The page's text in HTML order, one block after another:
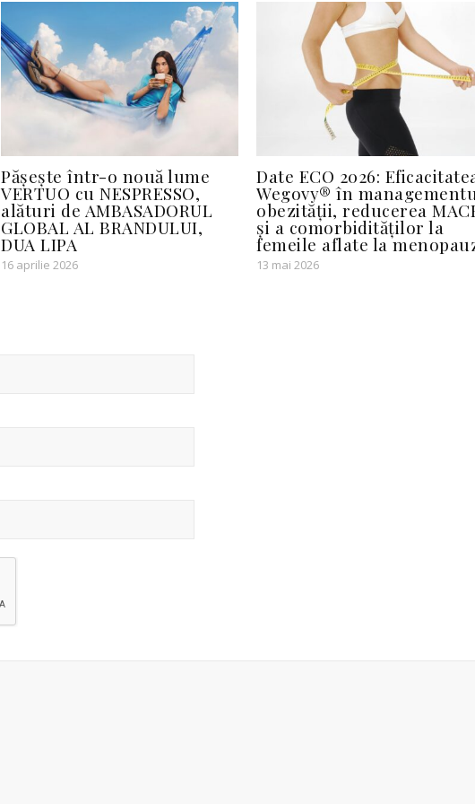
Pășește într-o nouă lume
VERTUO cu NESPRESSO,
alături de AMBASADORUL
GLOBAL AL BRANDULUI,
DUA LIPA
16 aprilie 2026
Date ECO 2026:
Wegovy® în
obezității, reducerea
și a comorbidităților la
femeile aflate la
13 mai 2026